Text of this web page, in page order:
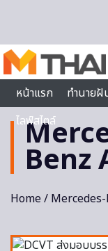
หน้าแรก
ทำนายฝั
ไลฟ์สไตล์
Benz
Home/